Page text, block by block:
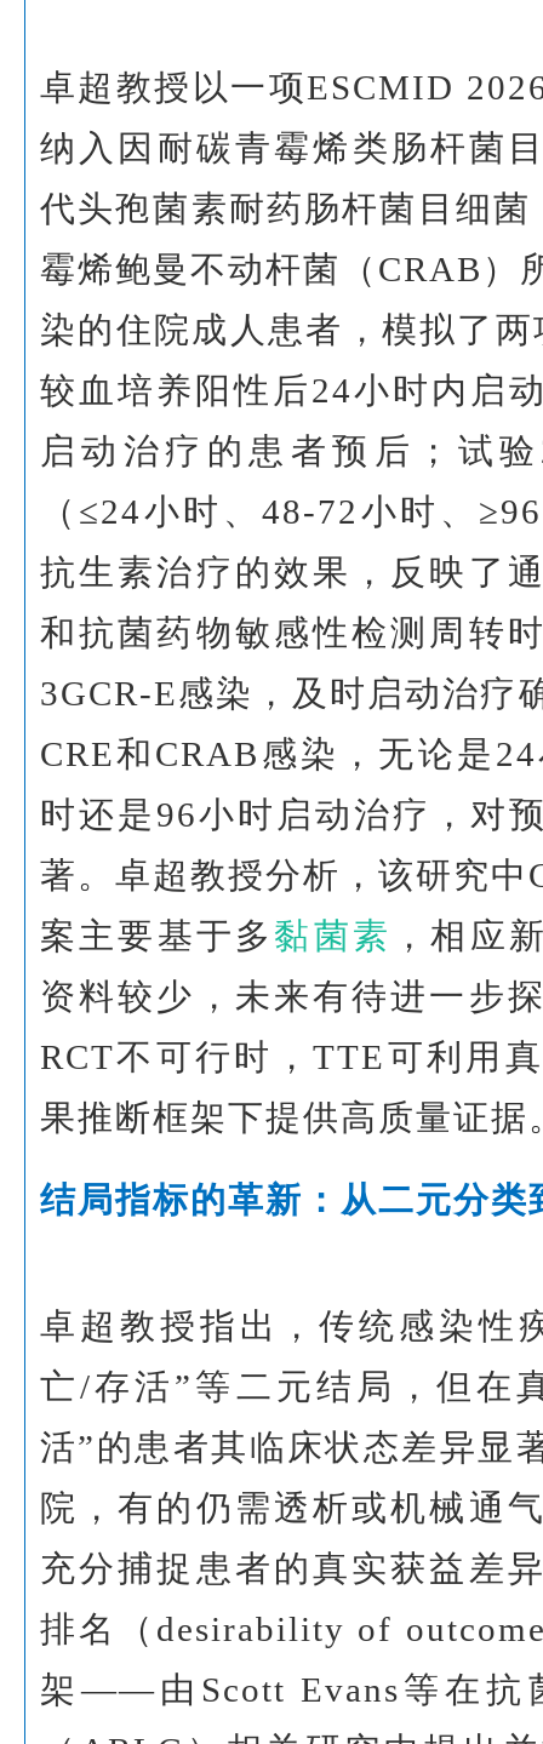
卓超教授以一项ESCMID
纳入因耐碳青霉烯类肠杆菌
代头孢菌素耐药肠杆菌目细
霉烯鲍曼不动杆菌（CRAB）
染的住院成人患者，模拟了
较血培养阳性后24小时内启
启动治疗的患者预后；试
（≤24小时、48-72小时、
抗生素治疗的效果，反映了
和抗菌药物敏感性检测周转
3GCR-E感染，及时启动治疗
CRE和CRAB感染，无论是
时还是96小时启动治疗，对
著。卓超教授分析，该研究中
案主要基于多 黏菌素 ，相应
资料较少，未来有待进一步
RCT不可行时，TTE可利用
果推断框架下提供高质量证据
结局指标的革新：从二元分类
卓超教授指出，传统感染性
亡/存活”等二元结局，但在
活”的患者其临床状态差异
院，有的仍需透析或机械通
充分捕捉患者的真实获益差
排名（desirability of
架——由Scott Evans等在抗